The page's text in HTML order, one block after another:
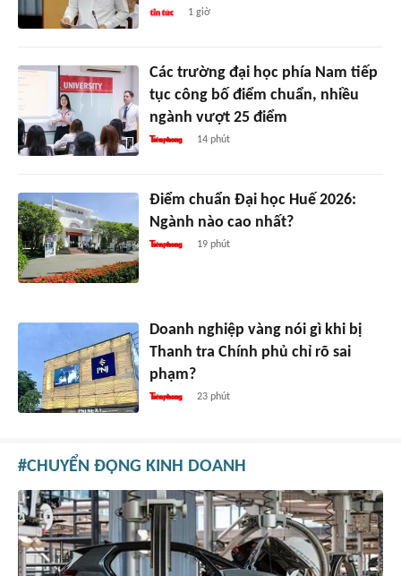
1 giờ
Các trường đại học phía Nam tiếp
tục công bố điểm chuẩn, nhiều
ngành vượt 25 điểm
14 phút
Điểm chuẩn Đại học Huế 2026:
Ngành nào cao nhất?
19 phút
Doanh nghiệp vàng nói gì khi bị
Thanh tra Chính phủ chỉ rõ sai
phạm?
23 phút
CHUYỂN ĐỘNG KINH DOANH